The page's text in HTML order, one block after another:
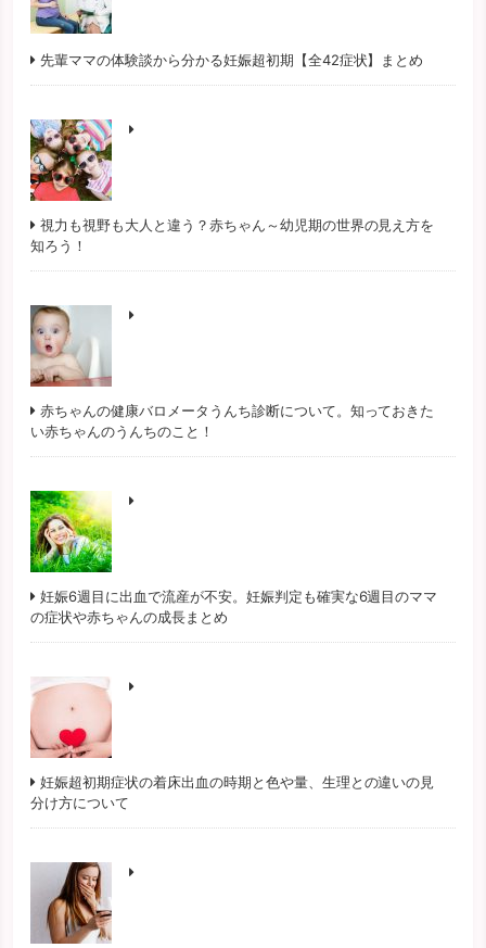
先輩ママの体験談から分かる妊娠超初期【全42症状】まとめ
視力も視野も大人と違う？赤ちゃん～幼児期の世界の見え方を
知ろう！
赤ちゃんの健康バロメータうんち診断について。知っておきた
い赤ちゃんのうんちのこと！
妊娠6週目に出血で流産が不安。妊娠判定も確実な6週目のママ
の症状や赤ちゃんの成長まとめ
妊娠超初期症状の着床出血の時期と色や量、生理との違いの見
分け方について